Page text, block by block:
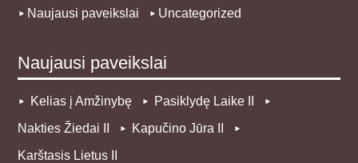
Naujausi paveikslai Uncategorized
Naujausi paveikslai
Kelias į Amžinybę
Pasiklydę Laike II
Nakties Žiedai II
Kapučino Jūra II
Karštasis Lietus II